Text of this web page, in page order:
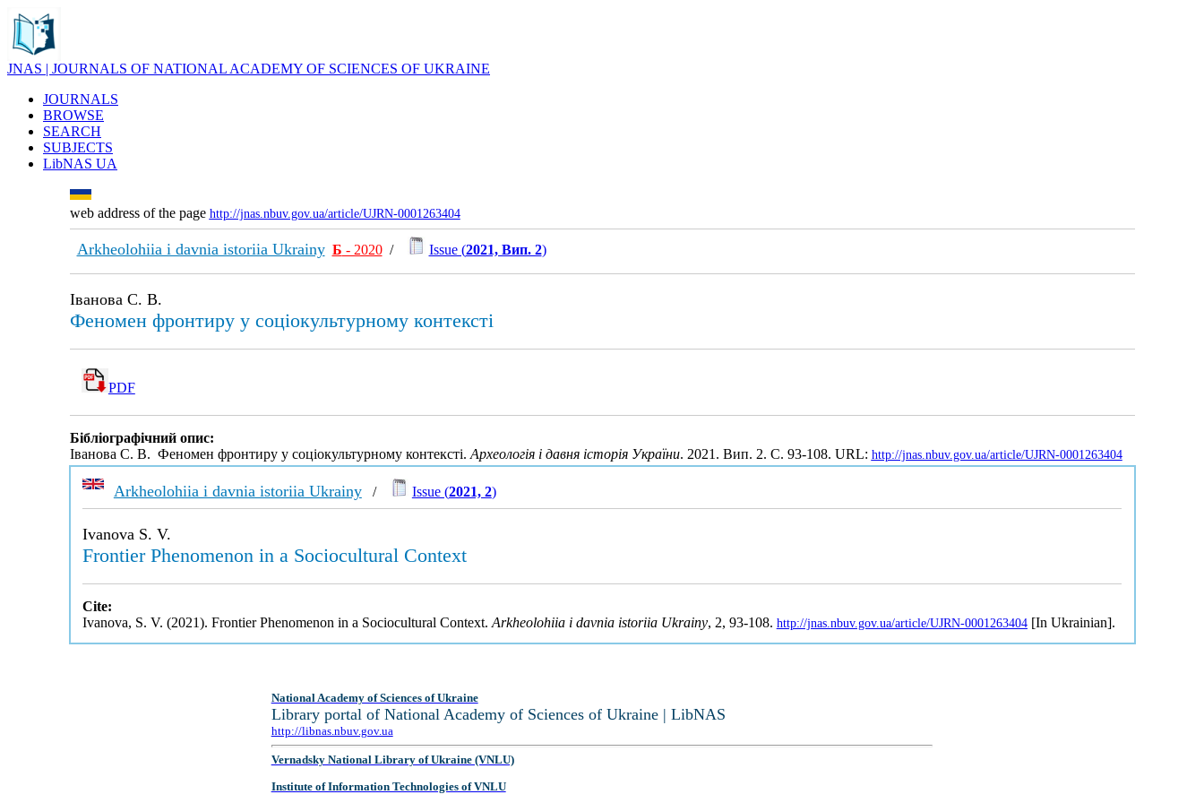
JNAS | JOURNALS OF NATIONAL ACADEMY OF SCIENCES OF UKRAINE
JOURNALS
BROWSE
SEARCH
SUBJECTS
LibNAS UA
web address of the page http://jnas.nbuv.gov.ua/article/UJRN-0001263404
Arkheolohiia i davnia istoriia Ukrainy Б - 2020/ Issue (2021, Вип. 2)
Іванова С. В.
Феномен фронтиру у соціокультурному контексті
PDF
Бібліографічний опис:
Іванова С. В. Феномен фронтиру у соціокультурному контексті.Археологія і давня історія України. 2021. Вип. 2. С. 93-108. URL: http://jnas.nbuv.gov.ua/article/UJRN-0001263404
Arkheolohiia i davnia istoriia Ukrainy/ Issue (2021, 2)
Ivanova S. V.
Frontier Phenomenon in a Sociocultural Context
Cite:
Ivanova, S. V. (2021). Frontier Phenomenon in a Sociocultural Context. Arkheolohiia i davnia istoriia Ukrainy, 2, 93-108. http://jnas.nbuv.gov.ua/article/UJRN-0001263404[In Ukrainian].
National Academy of Sciences of Ukraine
Library portal of National Academy of Sciences of Ukraine | LibNAS
http://libnas.nbuv.gov.ua
Vernadsky National Library of Ukraine (VNLU)
Institute of Information Technologies of VNLU